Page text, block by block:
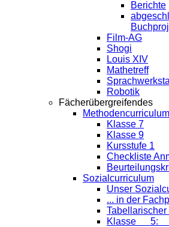
Berichte
Film-AG
Shogi
Louis XIV
Mathetreff
Robotik
Fächerübergreifendes
Methodencurriculum
Klasse 7
Klasse 9
Kursstufe 1
Checkliste
Sozialcurriculum
Unser
... in der
Klasse 5: